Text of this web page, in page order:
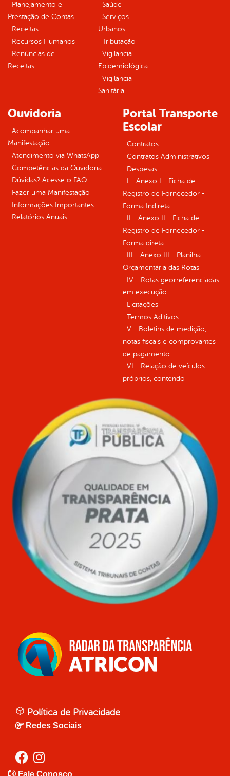
Planejamento e
Prestação de Contas
Receitas
Recursos Humanos
Renúncias de
Receitas
Saúde
Serviços
Urbanos
Tributação
Vigilância
Epidemiológica
Vigilância
Sanitária
Ouvidoria
Acompanhar uma
Manifestação
Atendimento via WhatsApp
Competências da Ouvidoria
Dúvidas? Acesse o FAQ
Fazer uma Manifestação
Informações Importantes
Relatórios Anuais
Portal Transporte
Escolar
Contratos
Contratos Administrativos
Despesas
I - Anexo I - Ficha de
Registro de Fornecedor -
Forma Indireta
II - Anexo II - Ficha de
Registro de Fornecedor -
Forma direta
III - Anexo III - Planilha
Orçamentária das Rotas
IV - Rotas georreferenciadas
em execução
Licitações
Termos Aditivos
V - Boletins de medição,
notas fiscais e comprovantes
de pagamento
VI - Relação de veículos
próprios, contendo
Política de Privacidade
Redes Sociais